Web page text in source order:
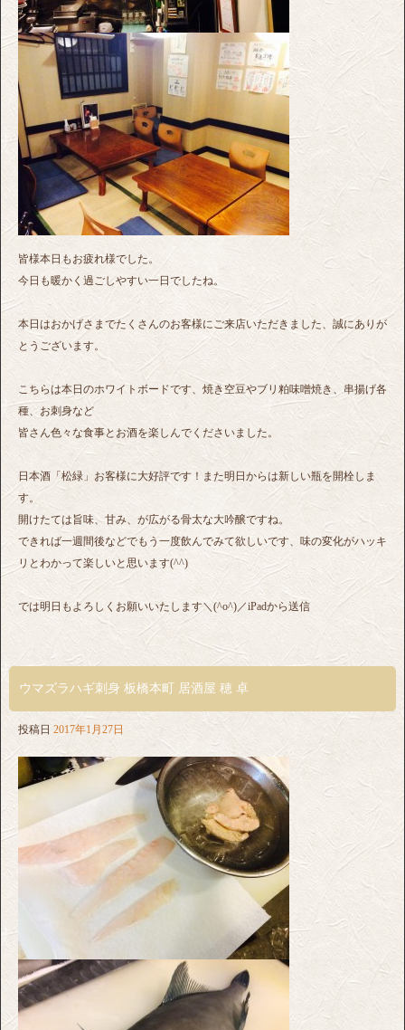
皆様本日もお疲れ様でした。
今日も暖かく過ごしやすい一日でしたね。
本日はおかげさまでたくさんのお客様にご来店いただきました、誠にありが
とうございます。
こちらは本日のホワイトボードです、焼き空豆やブリ粕味噌焼き、串揚げ各
種、お刺身など
皆さん色々な食事とお酒を楽しんでくださいました。
日本酒「松緑」お客様に大好評です！また明日からは新しい瓶を開栓しま
す。
開けたては旨味、甘み、が広がる骨太な大吟醸ですね。
できれば一週間後などでもう一度飲んでみて欲しいです、味の変化がハッキ
リとわかって楽しいと思います(^^)
では明日もよろしくお願いいたします＼(^o^)／iPadから送信
ウマズラハギ刺身 板橋本町 居酒屋 穂 卓
投稿日 2017年1月27日